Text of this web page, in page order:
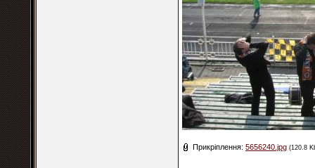
Прикріплення: 5656240.jpg (120.8